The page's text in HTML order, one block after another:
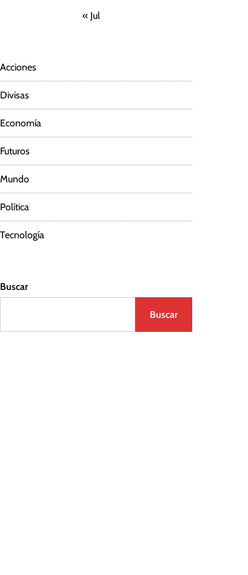
« Jul
Acciones
Divisas
Economía
Futuros
Mundo
Política
Tecnología
Buscar
Buscar